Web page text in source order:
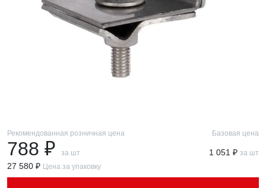
Рекомендованная розничная цена
788 ₽ за шт
Базовая цена
1 051 ₽ за шт
27 580 ₽ Цена за упаковку